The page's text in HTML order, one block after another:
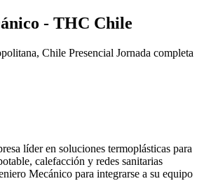
- THC Chile
Chile Presencial Jornada completa
líder en soluciones termoplásticas para
calefacción y redes sanitarias
Mecánico para integrarse a su equipo